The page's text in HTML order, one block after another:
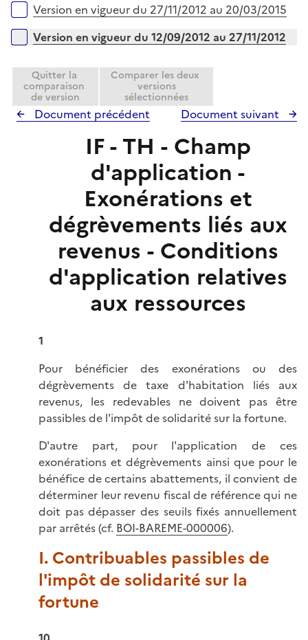
eVersion en vigueur du 27/11/2012 au 20/03/2015
Version en vigueur du 12/09/2012 au 27/11/2012
Quitter la
comparaison
de version
Comparer les deux
versions
sélectionnées
Document précédent Document suivant
IF - TH - Champ
d'application -
Exonérations et
dégrèvements liés aux
revenus - Conditions
d'application relatives
aux ressources
1
Pour bénéficier des exonérations ou des
dégrèvements de taxe d'habitation liés aux
revenus, les redevables ne doivent pas être
passibles de l'impôt de solidarité sur la fortune.
D'autre part, pour l'application de ces
exonérations et dégrèvements ainsi que pour le
bénéfice de certains abattements, il convient de
déterminer leur revenu fiscal de référence qui ne
doit pas dépasser des seuils fixés annuellement
par arrêtés (cf. BOI-BAREME-000006).
I. Contribuables passibles de
l'impôt de solidarité sur la
fortune